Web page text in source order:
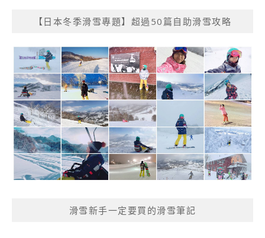
【日本冬季滑雪專題】超過50篇自助滑雪攻略
滑雪新手一定要買的滑雪筆記